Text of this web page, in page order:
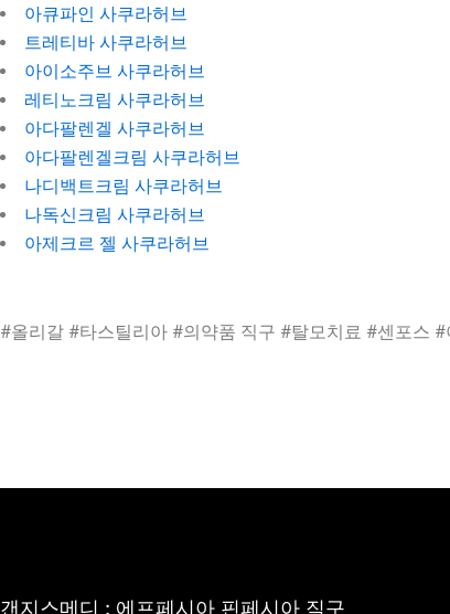
아큐파인 사쿠라허브
트레티바 사쿠라허브
아이소주브 사쿠라허브
레티노크림 사쿠라허브
아다팔렌겔 사쿠라허브
아다팔렌겔크림 사쿠라허브
나디백트크림 사쿠라허브
나독신크림 사쿠라허브
아제크르 젤 사쿠라허브
#올리갈 #타스틸리아 #의약품 직구 #탈모치료 #센포스
갠지스메디 : 에프페시아 핀페시아 직구